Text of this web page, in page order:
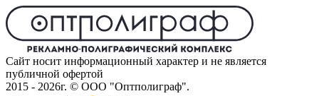
Сайт носит информационный характер и не является
публичной офертой
2015 - 2026г. © ООО "Оптполиграф".